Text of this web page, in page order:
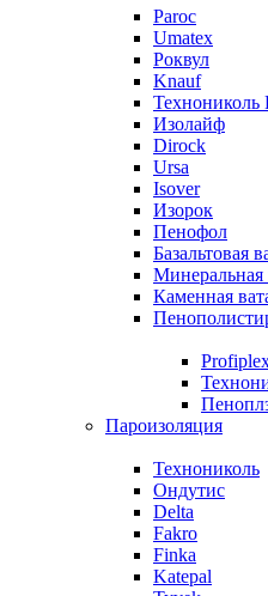
Paroc
Umatex
Роквул
Knauf
Технониколь
Изолайф
Dirock
Ursa
Isover
Изорок
Пенофол
Базальтовая
Минеральная
Каменная
Пароизоляция
Технониколь
Ондутис
Delta
Fakro
Finka
Katepal